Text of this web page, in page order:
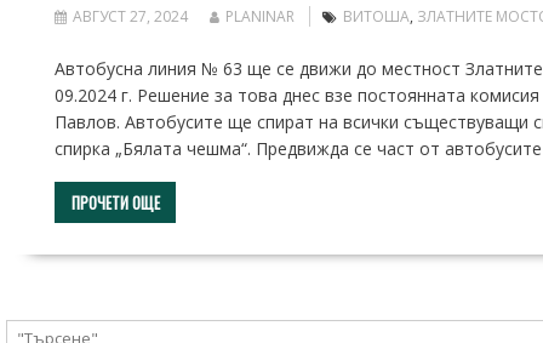
АВГУСТ 27, 2024 PLANINAR ВИТОША, ЗЛАТНИТЕ
Автобусна линия № 63 ще се движи до местност
09.2024 г. Решение за това днес взе постоянната
Павлов. Автобусите ще спират на всички съществуващи
спирка „Бялата чешма“. Предвижда се част от
ПРОЧЕТИ ОЩЕ